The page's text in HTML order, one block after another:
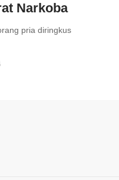
Narkoba
pria diringkus